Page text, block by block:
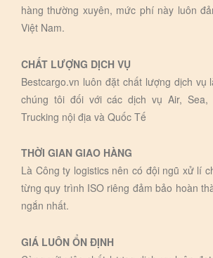
hàng thường xuyên, mức phí này luôn
Việt Nam.
CHẤT LƯỢNG DỊCH VỤ
Bestcargo.vn luôn đặt chất lượng dịch vụ
chúng tôi đối với các dịch vụ Air, Sea,
Trucking nội địa và Quốc Tế
THỜI GIAN GIAO HÀNG
Là Công ty logistics nên có đội ngũ xử lí
từng quy trình ISO riêng đảm bảo hoàn
ngắn nhất.
GIÁ LUÔN ỔN ĐỊNH